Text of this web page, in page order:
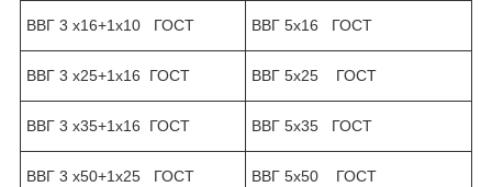
ВВГ 3 х16+1х10 ГОСТ ВВГ 5х16 ГОСТ
ВВГ 3 х25+1х16 ГОСТ ВВГ 5х25 ГОСТ
ВВГ 3 х35+1х16 ГОСТ ВВГ 5х35 ГОСТ
ВВГ 3 х50+1х25 ГОСТ ВВГ 5х50 ГОСТ